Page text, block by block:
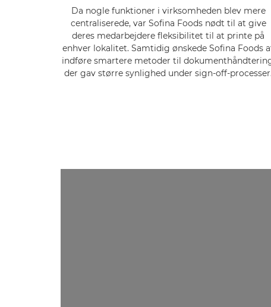
Da nogle funktioner i virksomheden blev mere
centraliserede, var Sofina Foods nødt til at give
deres medarbejdere fleksibilitet til at printe på
enhver lokalitet. Samtidig ønskede Sofina Foods
indføre smartere metoder til
der gav større synlighed under sign-off-processer.